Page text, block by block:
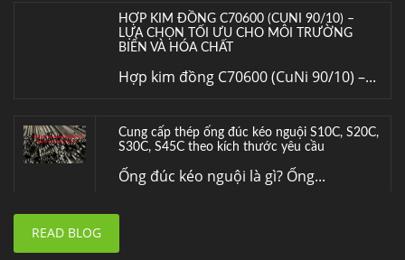
HỢP KIM ĐỒNG C70600 (CUNI 90/10) –
LỰA CHỌN TỐI ƯU CHO MÔI TRƯỜNG
BIỂN VÀ HÓA CHẤT
Hợp kim đồng C70600 (CuNi 90/10) –...
Cung cấp thép ống đúc kéo nguội S10C, S20C,
S30C, S45C theo kích thước yêu cầu
Ống đúc kéo nguội là gì? Ống...
READ BLOG